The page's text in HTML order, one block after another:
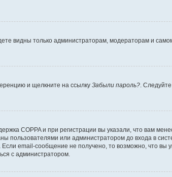
видны только администраторам, модераторам и
и щелкните на ссылку Забыли пароль?.
COPPA и при регистрации вы указали, что вам
пользователями или администратором до входа в
email-сообщение не получено, то возможно, что вы
с администратором.